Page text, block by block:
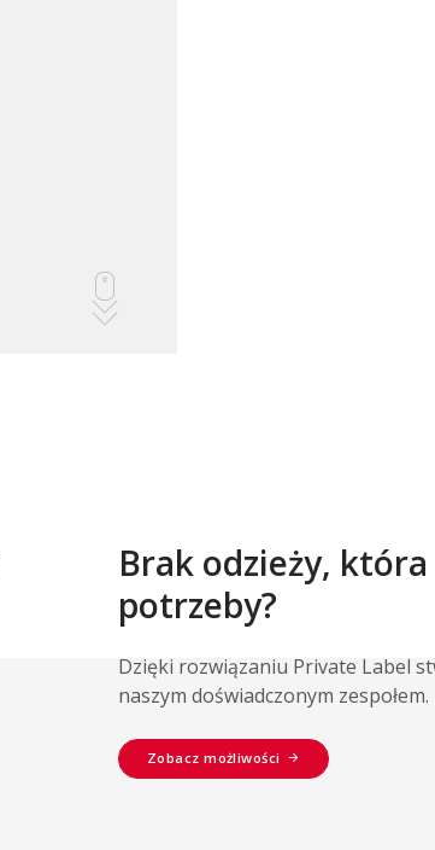
Brak odzieży, która
potrzeby?
Dzięki rozwiązaniu Private Label
naszym doświadczonym zespołem.
Zobacz możliwości